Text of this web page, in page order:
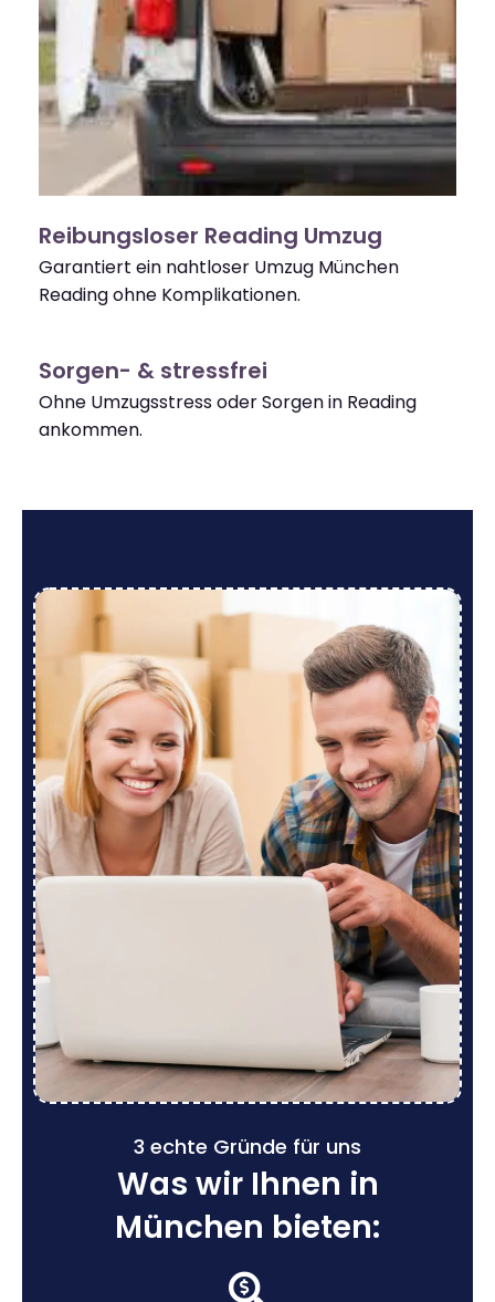
Reibungsloser Reading Umzug
Garantiert ein nahtloser Umzug München
Reading ohne Komplikationen.
Sorgen- & stressfrei
Ohne Umzugsstress oder Sorgen in Reading
ankommen.
3 echte Gründe für uns
Was wir Ihnen in
München bieten: